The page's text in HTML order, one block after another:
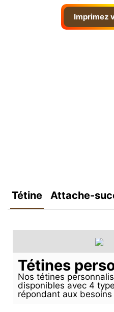
Imprimez
Tétine Attache-
Tétines
Nos tétines
disponibles avec 4
répondant aux